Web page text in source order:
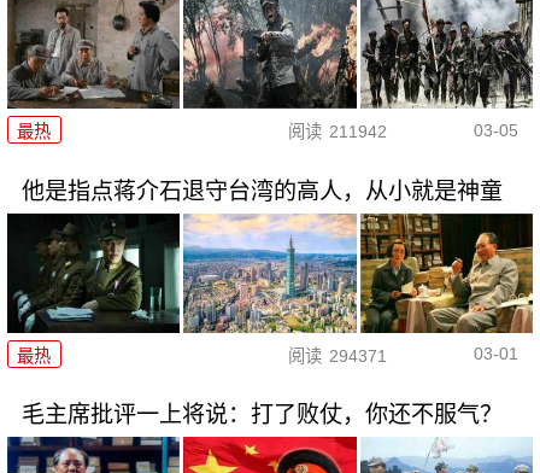
最热 阅读 211942 03-05
他是指点蒋介石退守台湾的高人，从小就是神童
最热 阅读 294371 03-01
毛主席批评一上将说：打了败仗，你还不服气？